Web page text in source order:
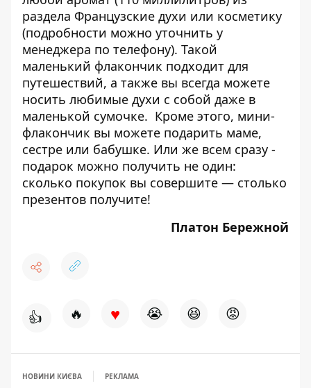
раздела Французские духи или косметику
(подробности можно уточнить у
менеджера по телефону). Такой
маленький флакончик подходит для
путешествий, а также вы всегда можете
носить любимые духи с собой даже в
маленькой сумочке. Кроме этого, мини-
флакончик вы можете подарить маме,
сестре или бабушке. Или же всем сразу -
подарок можно получить не один:
сколько покупок вы совершите — столько
презентов получите!
Платон Бережной
👍 🔥 ♥ 😭 😆 😡
НОВИНИ КИЄВА РЕКЛАМА